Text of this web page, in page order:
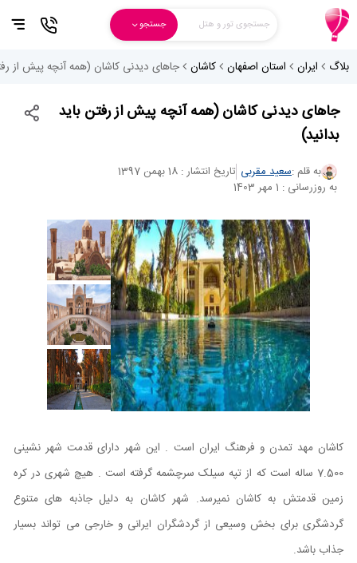
جستجوی تور و هتل جستجو
بلاگ ایران استان اصفهان کاشان جاهای دیدنی کاشان (همه آنچه پیش از
جاهای دیدنی کاشان (همه آنچه پیش از رفتن باید
بدانید)
به قلم :سعید مقربی تاریخ انتشار : 18 بهمن 1397
به روزرسانی : 1 مهر 1403
کاشان مهد تمدن و فرهنگ ایران است . این شهر دارای قدمت شهر نشینی
7.500 ساله است که از تپه سیلک سرچشمه گرفته است . هیچ شهری در کره
زمین قدمتش به کاشان نمیرسد. شهر کاشان به دلیل جاذبه های متنوع
گردشگری برای بخش وسیعی از گردشگران ایرانی و خارجی می تواند بسیار
جذاب باشد.